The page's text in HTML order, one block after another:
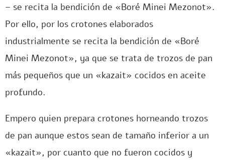
– se recita la bendición de «Boré Minei Mezonot».
Por ello, por los crotones elaborados
industrialmente se recita la bendición de «Boré
Minei Mezonot», ya que se trata de trozos de pan
más pequeños que un «kazait» cocidos en aceite
profundo.
Empero quien prepara crotones horneando trozos
de pan aunque estos sean de tamaño inferior a un
«kazait», por cuanto que no fueron cocidos y